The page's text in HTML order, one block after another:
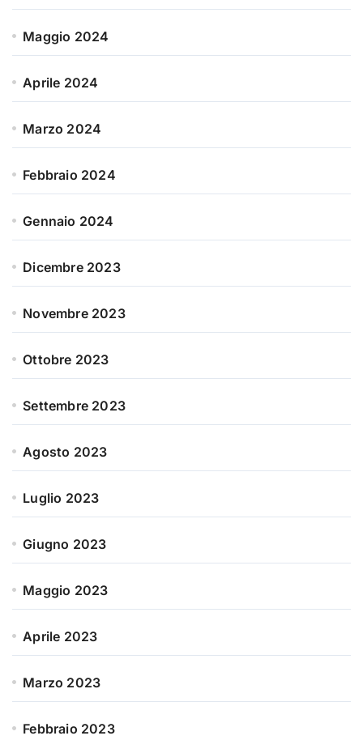
Maggio 2024
Aprile 2024
Marzo 2024
Febbraio 2024
Gennaio 2024
Dicembre 2023
Novembre 2023
Ottobre 2023
Settembre 2023
Agosto 2023
Luglio 2023
Giugno 2023
Maggio 2023
Aprile 2023
Marzo 2023
Febbraio 2023